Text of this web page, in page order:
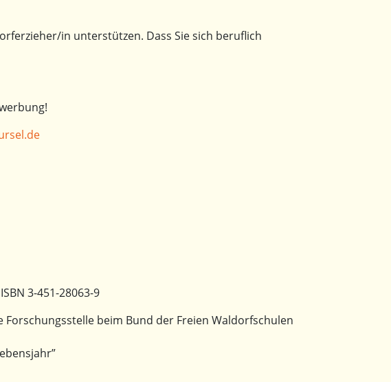
in unterstützen. Dass Sie sich beruflich
3-451-28063-9
Forschungsstelle beim Bund der Freien Waldorfschulen